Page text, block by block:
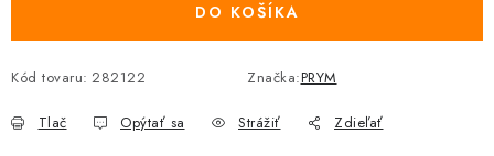
DO KOŠÍKA
Kód tovaru: 282122 Značka:PRYM
Tlač Opýtať sa Strážiť Zdieľať